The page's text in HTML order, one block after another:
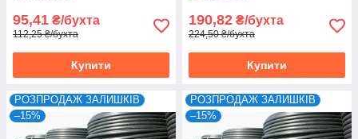
95,41 ₴/бухта
112,25 ₴/бухта
Купити
190,82 ₴/бухта
224,50 ₴/бухта
Купити
РОЗПРОДАЖ ЗАЛИШКІВ
–15%
РОЗПРОДАЖ ЗАЛИШКІВ
–15%